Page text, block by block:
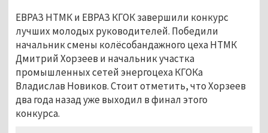
ЕВРАЗ НТМК и ЕВРАЗ КГОК завершили конкурс
лучших молодых руководителей. Победили
начальник смены колёсобандажного цеха НТМК
Дмитрий Хорзеев и начальник участка
промышленных сетей энергоцеха КГОКа
Владислав Новиков. Стоит отметить, что Хорзеев
два года назад уже выходил в финал этого
конкурса.